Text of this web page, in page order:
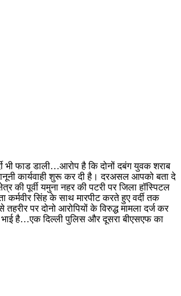
भी फाड डाली…आरोप है कि दोनों दबंग युवक शराब
कार्यवाही शुरू कर दी है। दरअसल आपको बता दे
की पूर्वी यमुना नहर की पटरी पर जिला हॉस्पिटल
सिंह के साथ मारपीट करते हुए वर्दी तक
पर दोनो आरोपियों के विरुद्ध मामला दर्ज कर
भाई है…एक दिल्ली पुलिस और दूसरा बीएसएफ का